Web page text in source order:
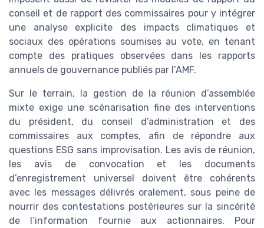
conseil et de rapport des commissaires pour y intégrer
une analyse explicite des impacts climatiques et
sociaux des opérations soumises au vote, en tenant
compte des pratiques observées dans les rapports
annuels de gouvernance publiés par l’AMF.
Sur le terrain, la gestion de la réunion d’assemblée
mixte exige une scénarisation fine des interventions
du président, du conseil d’administration et des
commissaires aux comptes, afin de répondre aux
questions ESG sans improvisation. Les avis de réunion,
les avis de convocation et les documents
d’enregistrement universel doivent être cohérents
avec les messages délivrés oralement, sous peine de
nourrir des contestations postérieures sur la sincérité
de l’information fournie aux actionnaires. Pour